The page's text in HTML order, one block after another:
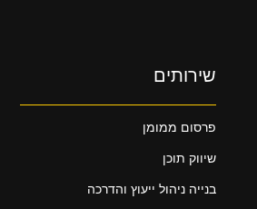
שירותים
פרסום ממומן
שיווק תוכן
בנייה ניהול ייעוץ והדרכה